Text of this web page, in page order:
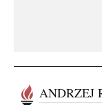
ANDRZEJ